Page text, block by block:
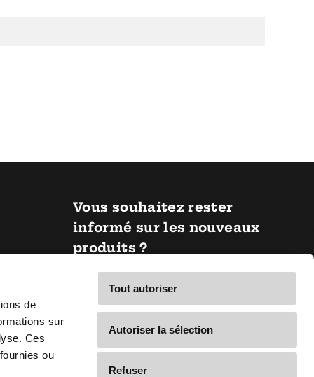
de
sur
Ces
ou
Tout autoriser
Autoriser la sélection
Refuser
Vous souhaitez rester
informé sur les nouveaux
produits ?
Courriel *
S'abonner